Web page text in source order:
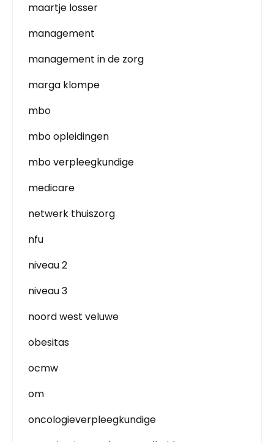
maartje losser
management
management in de zorg
marga klompe
mbo
mbo opleidingen
mbo verpleegkundige
medicare
netwerk thuiszorg
nfu
niveau 2
niveau 3
noord west veluwe
obesitas
ocmw
om
oncologieverpleegkundige